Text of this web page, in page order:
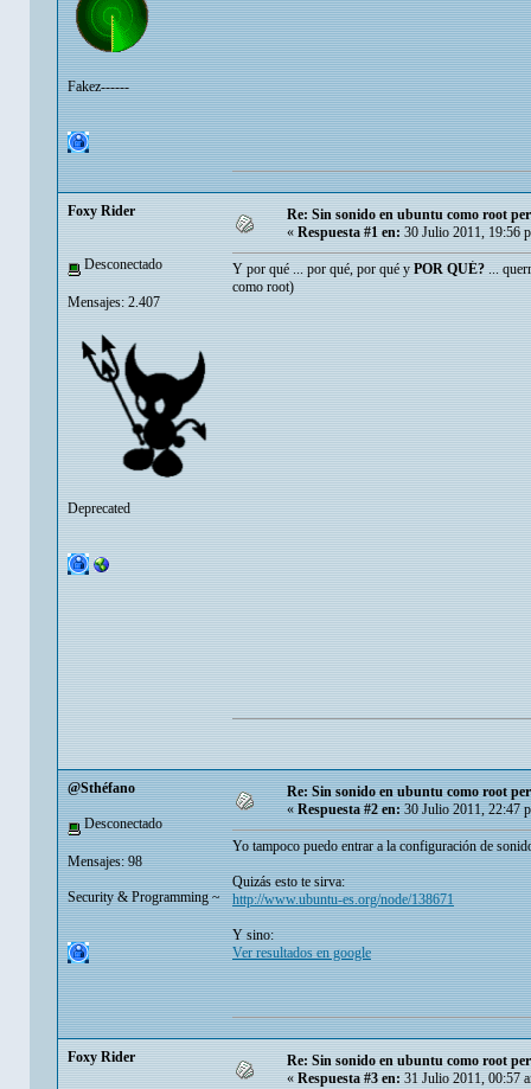
Fakez------
Foxy Rider
Desconectado
Mensajes: 2.407
Deprecated
Re: Sin sonido en ubuntu como root
« Respuesta #1 en: 30 Julio 2011, 19:56
Y por qué ... por qué, por qué y POR QUÉ? ...
como root)
@Sthéfano
Desconectado
Mensajes: 98
Security & Programming ~
Re: Sin sonido en ubuntu como root
«Respuesta #2 en:30 Julio 2011, 22:47
Yo tampoco puedo entrar a la configuración de
Quizás esto te sirva:
http://www.ubuntu-es.org/node/138671
Y sino:
Ver resultados en google
Foxy Rider
Re: Sin sonido en ubuntu como root
« Respuesta #3 en: 31 Julio 2011, 00:57